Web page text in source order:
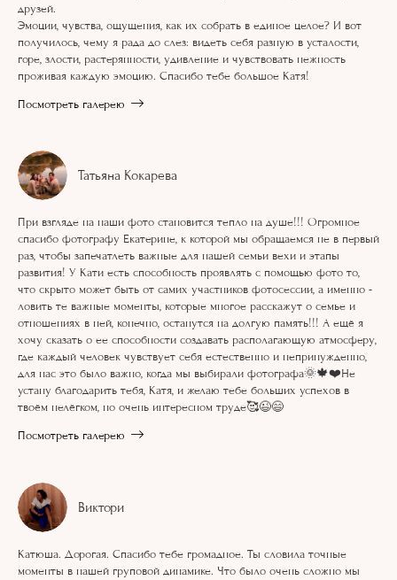
друзей.
Эмоции, чувства, ощущения, как их собрать в единое целое? И вот
получилось, чему я рада до слез: видеть себя разную в усталости,
горе, злости, растерянности, удивление и чувствовать нежность
проживая каждую эмоцию. Спасибо тебе большое Катя!
Посмотреть галерею
Татьяна Кокарева
При взгляде на наши фото становится тепло на душе!!! Огромное
спасибо фотографу Екатерине, к которой мы обращаемся не в первый
раз, чтобы запечатлеть важные для нашей семьи вехи и этапы
развития! У Кати есть способность проявлять с помощью фото то,
что скрыто может быть от самих участников фотосессии, а именно -
ловить те важные моменты, которые многое расскажут о семье и
отношениях в ней, конечно, останутся на долгую память!!! А ещё я
хочу сказать о ее способности создавать располагающую атмосферу,
где каждый человек чувствует себя естественно и непринужденно,
для нас это было важно, когда мы выбирали фотографа🌞🍁❤️Не
устану благодарить тебя, Катя, и желаю тебе больших успехов в
твоём нелёгком, но очень интересном труде🥰😉😄
Посмотреть галерею
Виктори
Катюша. Дорогая. Спасибо тебе громадное. Ты словила точные
моменты в нашей груповой динамике. Что было очень сложно мы